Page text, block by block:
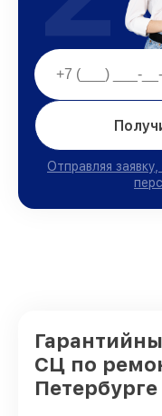
Отправляя
СЦ по
Петербурге